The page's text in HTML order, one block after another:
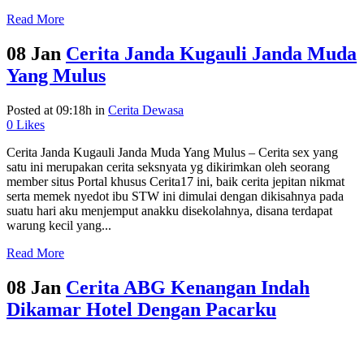
Read More
08 Jan Cerita Janda Kugauli Janda Muda
Yang Mulus
Posted at 09:18h in Cerita Dewasa
0 Likes
Cerita Janda Kugauli Janda Muda Yang Mulus – Cerita sex yang
satu ini merupakan cerita seksnyata yg dikirimkan oleh seorang
member situs Portal khusus Cerita17 ini, baik cerita jepitan nikmat
serta memek nyedot ibu STW ini dimulai dengan dikisahnya pada
suatu hari aku menjemput anakku disekolahnya, disana terdapat
warung kecil yang...
Read More
08 Jan Cerita ABG Kenangan Indah
Dikamar Hotel Dengan Pacarku